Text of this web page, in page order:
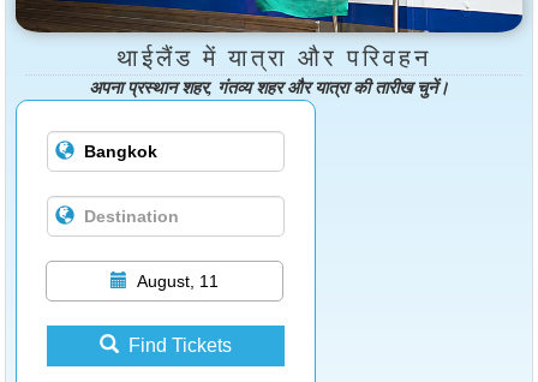
थाईलैंड में यात्रा और परिवहन
अपना प्रस्थान शहर, गंतव्य शहर और यात्रा की तारीख चुनें।
August, 11
Find Tickets